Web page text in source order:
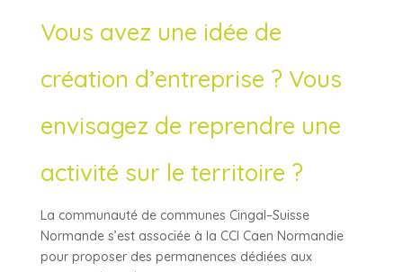
Vous avez une idée de
création d’entreprise ? Vous
envisagez de reprendre une
activité sur le territoire ?
La communauté de communes Cingal–Suisse
Normande s’est associée à la CCI Caen Normandie
pour proposer des permanences dédiées aux